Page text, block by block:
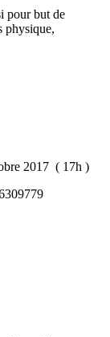
pour but de
physique,
2017 ( 17h )